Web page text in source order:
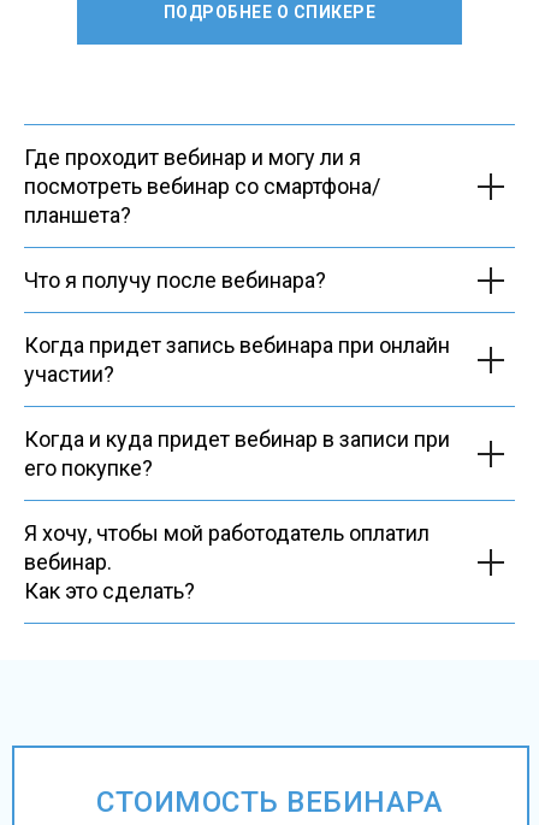
ПОДРОБНЕЕ О СПИКЕРЕ
Где проходит вебинар и могу ли я
посмотреть вебинар со смартфона/
планшета?
Что я получу после вебинара?
Когда придет запись вебинара при онлайн
участии?
Когда и куда придет вебинар в записи при
его покупке?
Я хочу, чтобы мой работодатель оплатил
вебинар.
Как это сделать?
СТОИМОСТЬ ВЕБИНАРА